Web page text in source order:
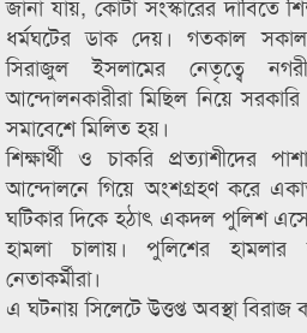
ধর্মঘটের ডাক দেয়। গতকাল
সিরাজুল ইসলামের নেতৃত্বে
আন্দোলনকারীরা মিছিল নিয়ে সরকারি
সমাবেশে মিলিত হয়।
শিক্ষার্থী ও চাকরি প্রত্যাশীদের
আন্দোলনে গিয়ে অংশগ্রহণ করে
ঘটিকার দিকে হঠাৎ একদল পুলিশ
হামলা চালায়। পুলিশের হামলার
নেতাকর্মীরা।
এ ঘটনায় সিলেটে উত্তপ্ত অবস্থা বিরাজ